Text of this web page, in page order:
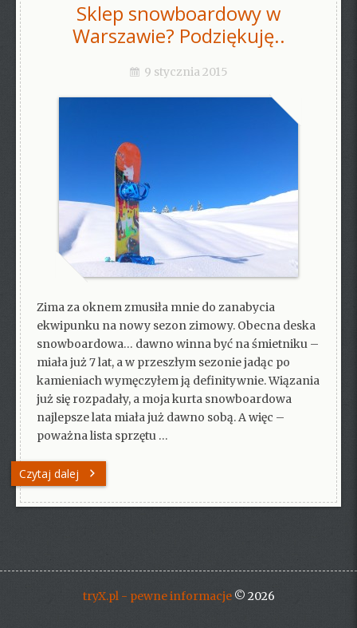
Sklep snowboardowy w
Warszawie? Podziękuję..
9 stycznia 2015
Zima za oknem zmusiła mnie do zanabycia
ekwipunku na nowy sezon zimowy. Obecna deska
snowboardowa… dawno winna być na śmietniku –
miała już 7 lat, a w przeszłym sezonie jadąc po
kamieniach wymęczyłem ją definitywnie. Wiązania
już się rozpadały, a moja kurta snowboardowa
najlepsze lata miała już dawno sobą. A więc –
poważna lista sprzętu …
Czytaj dalej
tryX.pl - pewne informacje© 2026